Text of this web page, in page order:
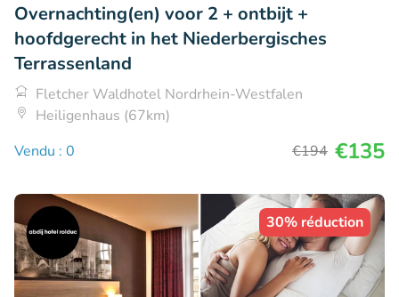
Overnachting(en) voor 2 + ontbijt +
hoofdgerecht in het Niederbergisches
Terrassenland
Fletcher Waldhotel Nordrhein-Westfalen
Heiligenhaus (67km)
Vendu : 0
€194 €135
30% réduction